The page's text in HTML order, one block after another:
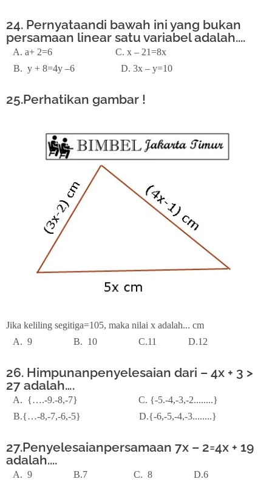
24. Pernyataandi bawah ini yang bukan
persamaan linear satu variabel adalah....
A. a+ 2=6 C. x – 21=8x
B. y + 8=4y –6 D. 3x – y=10
25.Perhatikan gambar !
Jika keliling segitiga=105, maka nilai x adalah... cm
A. 9 B. 10 C.11 D.12
26. Himpunanpenyelesaian dari – 4x + 3 >
27 adalah….
A. {….-9.-8,-7} C. {-5.-4,-3,-2........}
B.{…-8,-7,-6,-5} D.{-6,-5,-4,-3........}
27.Penyelesaianpersamaan 7x – 2=4x + 19
adalah....
A. 9 B.7 C. 8 D.6